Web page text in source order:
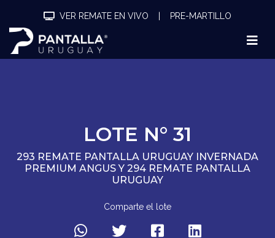
VER REMATE EN VIVO PRE-MARTILLO
LOTE N° 31
293 REMATE PANTALLA URUGUAY INVERNADA
PREMIUM ANGUS Y 294 REMATE PANTALLA
URUGUAY
Comparte el lote